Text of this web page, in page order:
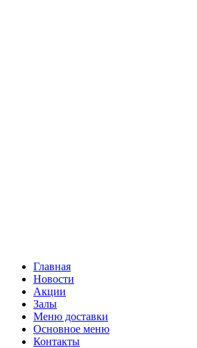
Главная
Новости
Акции
Залы
Меню доставки
Основное меню
Контакты